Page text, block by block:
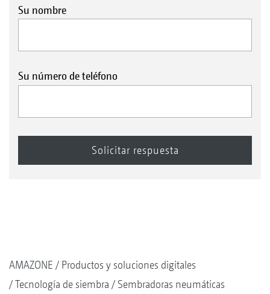
Su nombre
Su número de teléfono
AMAZONE
Productos y soluciones digitales
Tecnología de siembra
Sembradoras neumáticas